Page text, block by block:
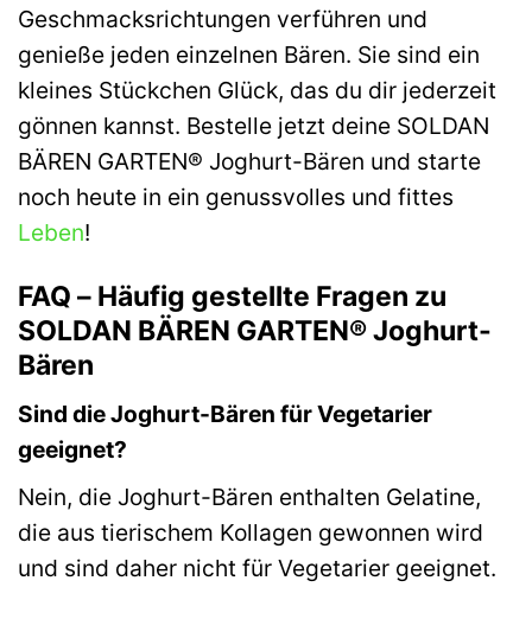
Geschmacksrichtungen verführen und
genieße jeden einzelnen Bären. Sie sind ein
kleines Stückchen Glück, das du dir jederzeit
gönnen kannst. Bestelle jetzt deine SOLDAN
BÄREN GARTEN® Joghurt-Bären und starte
noch heute in ein genussvolles und fittes
Leben!
FAQ – Häufig gestellte Fragen zu
SOLDAN BÄREN GARTEN® Joghurt-
Bären
Sind die Joghurt-Bären für Vegetarier
geeignet?
Nein, die Joghurt-Bären enthalten Gelatine,
die aus tierischem Kollagen gewonnen wird
und sind daher nicht für Vegetarier geeignet.